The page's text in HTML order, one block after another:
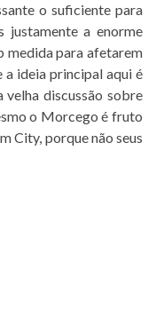
o suficiente para
justamente a enorme
medida para afetarem
a ideia principal aqui é
velha discussão sobre
o Morcego é fruto
City, porque não seus